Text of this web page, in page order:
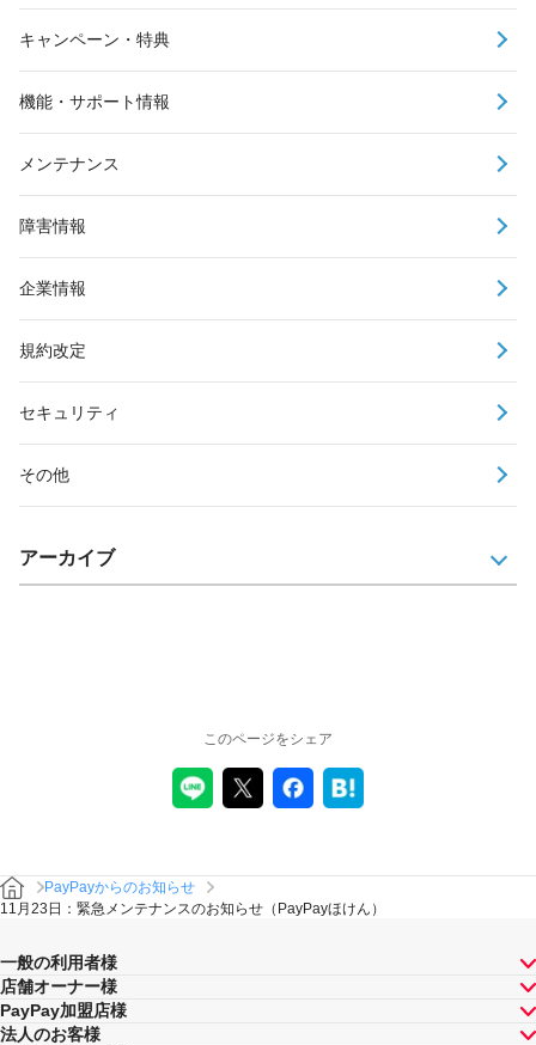
キャンペーン・特典
機能・サポート情報
メンテナンス
障害情報
企業情報
規約改定
セキュリティ
その他
アーカイブ
このページをシェア
PayPayからのお知らせ
11月23日：緊急メンテナンスのお知らせ（PayPayほけん）
一般の利用者様
店舗オーナー様
PayPay加盟店様
法人のお客様